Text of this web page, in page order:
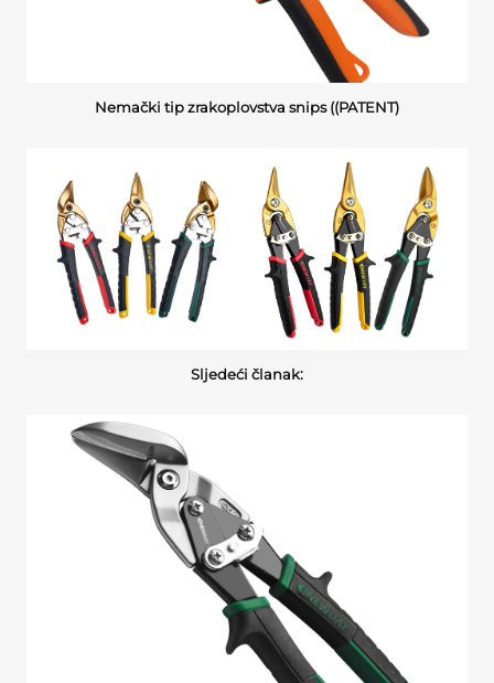
Nemački tip zrakoplovstva snips ((PATENT)
Sljedeći članak: